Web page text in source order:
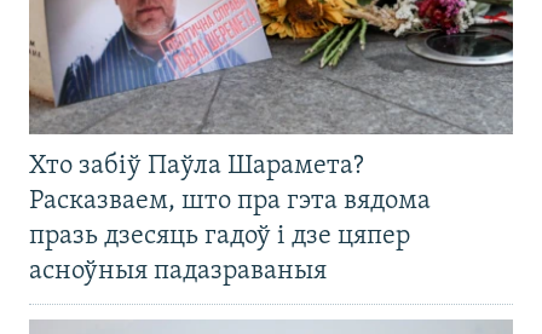
Хто забіў Паўла Шарамета?
Расказваем, што пра гэта вядома
празь дзесяць гадоў і дзе цяпер
асноўныя падазраваныя